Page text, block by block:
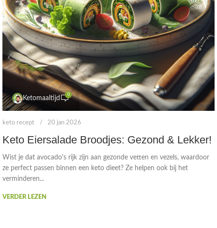
Ketomaaltijd
0
keto recept 20 jan 2026
Keto Eiersalade Broodjes: Gezond & Lekker!
Wist je dat avocado's rijk zijn aan gezonde vetten en vezels, waardoor
ze perfect passen binnen een keto dieet? Ze helpen ook bij het
verminderen...
VERDER LEZEN